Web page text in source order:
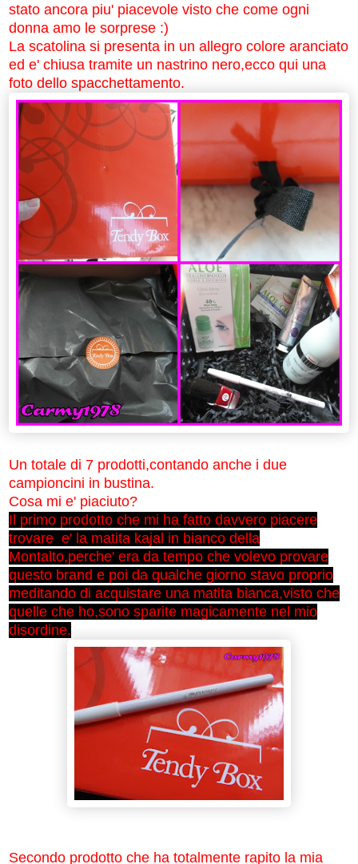
stato ancora piu' piacevole visto che come ogni
donna amo le sorprese :)
La scatolina si presenta in un allegro colore aranciato
ed e' chiusa tramite un nastrino nero,ecco qui una
foto dello spacchettamento.
Un totale di 7 prodotti,contando anche i due
campioncini in bustina.
Cosa mi e' piaciuto?
Il primo prodotto che mi ha fatto davvero piacere
trovare e' la matita kajal in bianco della
Montalto,perche' era da tempo che volevo provare
questo brand e poi da qualche giorno stavo proprio
meditando di acquistare una matita bianca,visto che
quelle che ho,sono sparite magicamente nel mio
disordine.
Secondo prodotto che ha totalmente rapito la mia